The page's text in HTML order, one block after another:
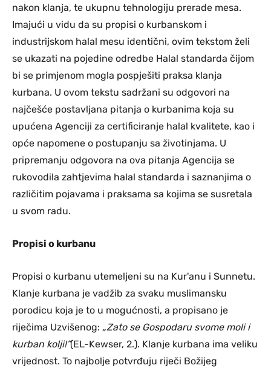
nakon klanja, te ukupnu tehnologiju prerade mesa.
Imajući u vidu da su propisi o kurbanskom i
industrijskom halal mesu identični, ovim tekstom želi
se ukazati na pojedine odredbe Halal standarda čijom
bi se primjenom mogla pospješiti praksa klanja
kurbana. U ovom tekstu sadržani su odgovori na
najčešće postavljana pitanja o kurbanima koja su
upućena Agenciji za certificiranje halal kvalitete, kao i
opće napomene o postupanju sa životinjama. U
pripremanju odgovora na ova pitanja Agencija se
rukovodila zahtjevima halal standarda i saznanjima o
različitim pojavama i praksama sa kojima se susretala
u svom radu.
Propisi o kurbanu
Propisi o kurbanu utemeljeni su na Kur'anu i Sunnetu.
Klanje kurbana je vadžib za svaku muslimansku
porodicu koja je to u mogućnosti, a propisano je
riječima Uzvišenog: „Zato se Gospodaru svome moli i
kurban kolji!”(EL-Kewser, 2.). Klanje kurbana ima veliku
vrijednost. To najbolje potvrđuju riječi Božijeg